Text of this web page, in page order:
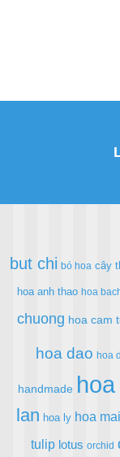
but chi bó hoa cây
hoa anh thao hoa
chuong hoa cam
hoa dao hoa
handmade
lan hoa ly hoa mai
tulip lotus orchid